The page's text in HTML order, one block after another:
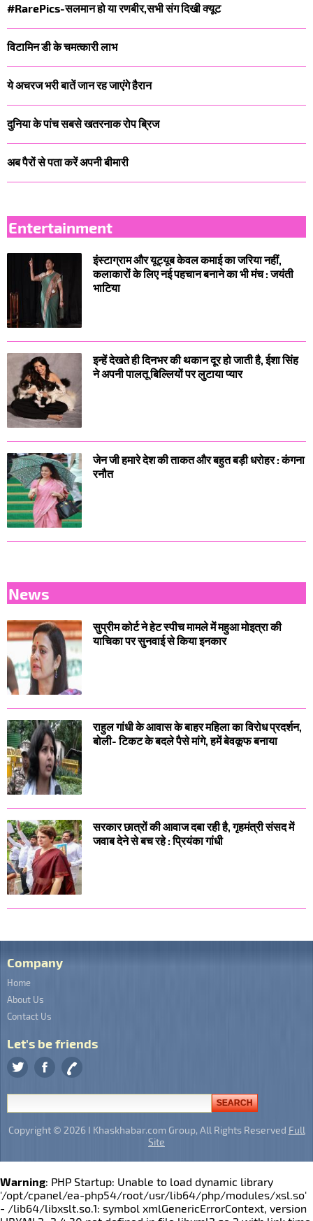
#RarePics-सलमान हो या रणबीर,सभी संग दिखी क्यूट
विटामिन डी के चमत्कारी लाभ
ये अचरज भरी बातें जान रह जाएंगे हैरान
दुनिया के पांच सबसे खतरनाक रोप ब्रिज
अब पैरों से पता करें अपनी बीमारी
Entertainment
इंस्टाग्राम और यूट्यूब केवल कमाई का जरिया नहीं,
कलाकारों के लिए नई पहचान बनाने का भी मंच : जयंती
भाटिया
इन्हें देखते ही दिनभर की थकान दूर हो जाती है, ईशा सिंह
ने अपनी पालतू बिल्लियों पर लुटाया प्यार
जेन जी हमारे देश की ताकत और बहुत बड़ी धरोहर : कंगना
रनौत
News
सुप्रीम कोर्ट ने हेट स्पीच मामले में महुआ मोइत्रा की
याचिका पर सुनवाई से किया इनकार
राहुल गांधी के आवास के बाहर महिला का विरोध प्रदर्शन,
बोली- टिकट के बदले पैसे मांगे, हमें बेवकूफ बनाया
सरकार छात्रों की आवाज दबा रही है, गृहमंत्री संसद में
जवाब देने से बच रहे : प्रियंका गांधी
Company
Home
About Us
Contact Us
Let's be friends
Copyright © 2026 I Khaskhabar.com Group, All Rights Reserved Full
Site
Warning: PHP Startup: Unable to load dynamic library
'/opt/cpanel/ea-php54/root/usr/lib64/php/modules/xsl.so'
- /lib64/libxslt.so.1: symbol xmlGenericErrorContext, version